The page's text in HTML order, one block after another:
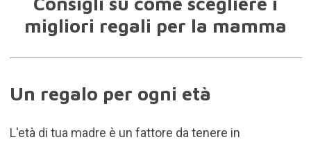
migliori regali per la mamma
Un regalo per ogni età
L'età di tua madre è un fattore da tenere in